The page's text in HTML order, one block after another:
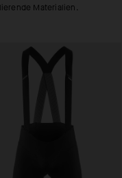
Materialien.